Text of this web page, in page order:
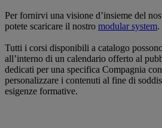
Per fornirvi una visione d’insieme del
potete scaricare il nostro modular system.
Tutti i corsi disponibili a catalogo
all’interno di un calendario offerto al
dedicati per una specifica Compagnia
personalizzare i contenuti al fine di
esigenze formative.